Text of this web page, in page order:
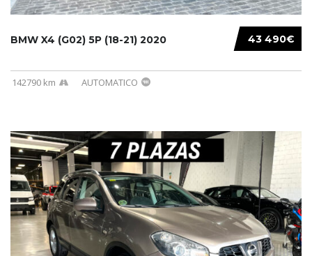
43 490€
BMW X4 (G02) 5P (18-21) 2020
142790 km AUTOMATICO